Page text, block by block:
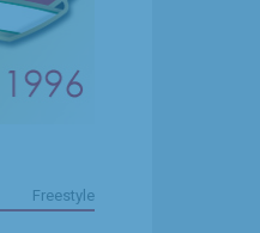
Freestyle